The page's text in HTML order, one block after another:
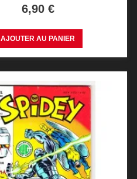
Prix
6,90 €
AJOUTER AU PANIER